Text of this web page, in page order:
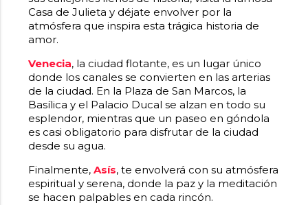
Casa de Julieta y déjate envolver por la
atmósfera que inspira esta trágica historia de
amor.
Venecia, la ciudad flotante, es un lugar único
donde los canales se convierten en las arterias
de la ciudad. En la Plaza de San Marcos, la
Basílica y el Palacio Ducal se alzan en todo su
esplendor, mientras que un paseo en góndola
es casi obligatorio para disfrutar de la ciudad
desde su agua.
Finalmente, Asís, te envolverá con su atmósfera
espiritual y serena, donde la paz y la meditación
se hacen palpables en cada rincón.